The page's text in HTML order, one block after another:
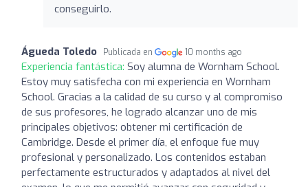
conseguirlo.
Águeda Toledo Publicada en 10 months ago
Experiencia fantástica: Soy alumna de Wornham School.
Estoy muy satisfecha con mi experiencia en Wornham
School. Gracias a la calidad de su curso y al compromiso
de sus profesores, he logrado alcanzar uno de mis
principales objetivos: obtener mi certificación de
Cambridge. Desde el primer día, el enfoque fue muy
profesional y personalizado. Los contenidos estaban
perfectamente estructurados y adaptados al nivel del